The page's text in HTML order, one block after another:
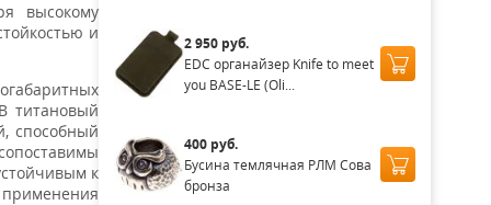
высокому
и
титановый
способный
к
2 950 руб.
EDC органайзер Knife to meet
you BASE-LE (Oli...
400 руб.
Бусина темлячная РЛМ Сова
бронза